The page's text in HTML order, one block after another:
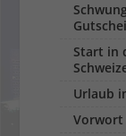
Start in
Urlaub
Vorwort